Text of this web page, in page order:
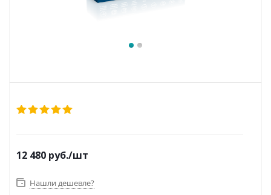
12 480 руб./шт
Нашли дешевле?